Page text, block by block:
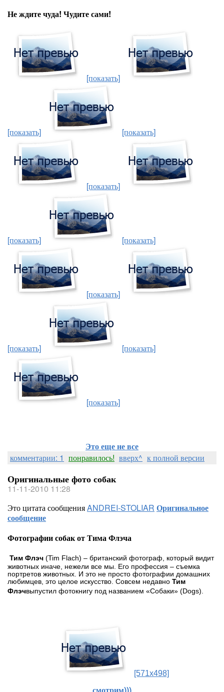
Не ждите чуда! Чудите сами!
[показать]
[показать] [показать]
[показать]
[показать] [показать]
[показать]
[показать] [показать]
[показать]
Это еще не все
комментарии: 1 понравилось! вверх^ к полной версии
Оригинальные фото собак
11-11-2010 11:28
Это цитата сообщенияANDREI-STOLIAR Оригинальное
сообщение
Фотографии собак от Тима Флэча
Тим Флэч (Tim Flach) – британский фотограф, который видит
животных иначе, нежели все мы. Его профессия – съемка
портретов животных. И это не просто фотографии домашних
любимцев, это целое искусство. Совсем недавно Тим
Флэчвыпустил фотокнигу под названием «Собаки» (Dogs).
[571x498]
смотрим)))